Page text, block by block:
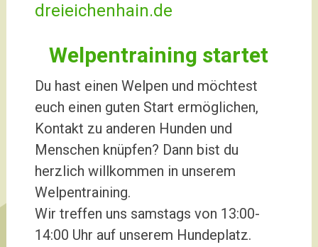
dreieichenhain.de
Welpentraining startet
Du hast einen Welpen und möchtest
euch einen guten Start ermöglichen,
Kontakt zu anderen Hunden und
Menschen knüpfen? Dann bist du
herzlich willkommen in unserem
Welpentraining.
Wir treffen uns samstags von 13:00-
14:00 Uhr auf unserem Hundeplatz.